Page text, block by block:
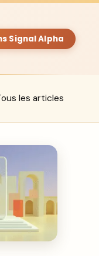
Signal Alpha
les articles